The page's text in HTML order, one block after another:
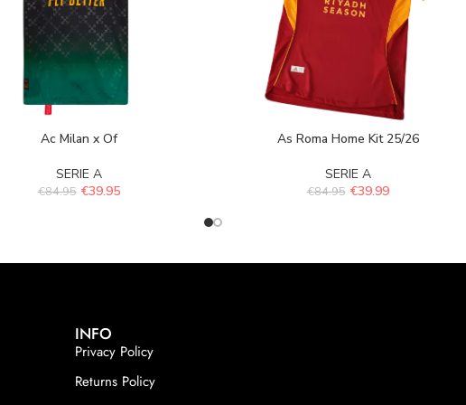
Ac Milan x Of
SERIE A
€84.95 €39.95
As Roma Home Kit 25/26
SERIE A
€84.95 €39.99
INFO
Privacy Policy
Returns Policy